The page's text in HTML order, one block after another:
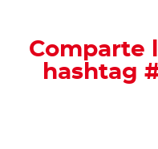
Comparte
hashtag